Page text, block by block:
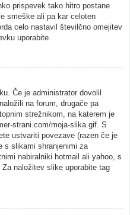
prispevek tako hitro postane
smeške ali pa kar celoten
celo nastavil številčno omejitev
uporabite.
Če je administrator dovolil
na forum, drugače pa
strežnikom, na katerem je
strani.com/moja-slika.gif. S
ustvariti povezave (razen če je
s slikami shranjenimi za
nabiralniki hotmail ali yahoo, s
naložitev slike uporabite tag